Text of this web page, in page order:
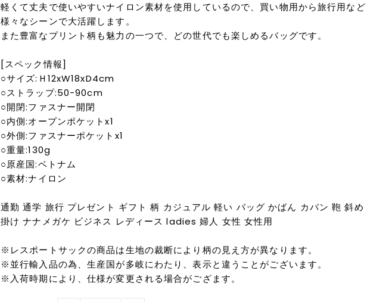
軽くて丈夫で使いやすいナイロン素材を使用しているので、買い物用から旅行用など
様々なシーンで大活躍します。
また豊富なプリント柄も魅力の一つで、どの世代でも楽しめるバッグです。
[スペック情報]
○サイズ:Ｈ12xW18xD4cm
○ストラップ:50-90cm
○開閉:ファスナー開閉
○内側:オープンポケットx1
○外側:ファスナーポケットx1
○重量:130g
○原産国:ベトナム
○素材:ナイロン
通勤 通学 旅行 プレゼント ギフト 柄 カジュアル 軽い バッグ かばん カバン 鞄 斜め
掛け ナナメガケ ビジネス レディース ladies 婦人 女性 女性用
※レスポートサックの商品は生地の裁断により柄の見え方が異なります。
※並行輸入品の為、生産国が多岐にわたり、表示と違うことがございます。
※入荷時期により、仕様が変更される場合がござます。